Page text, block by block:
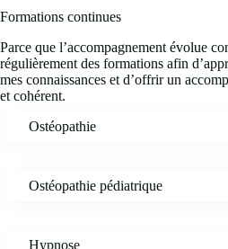
Formations continues
Parce que l’accompagnement évolue
régulièrement des formations afin
mes connaissances et d’offrir un
et cohérent.
Ostéopathie
Ostéopathie pédiatrique
Hypnose